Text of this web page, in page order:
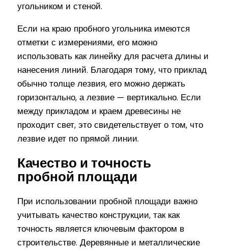
угольником и стеной.
Если на краю пробного угольника имеются
отметки с измерениями, его можно
использовать как линейку для расчета длины и
нанесения линий. Благодаря тому, что приклад
обычно толще лезвия, его можно держать
горизонтально, а лезвие — вертикально. Если
между прикладом и краем древесины не
проходит свет, это свидетельствует о том, что
лезвие идет по прямой линии.
Качество и точность
пробной площади
При использовании пробной площади важно
учитывать качество конструкции, так как
точность является ключевым фактором в
строительстве. Деревянные и металлические